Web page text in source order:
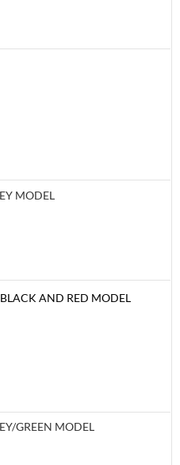
MODEL
AND RED MODEL
GREEN MODEL